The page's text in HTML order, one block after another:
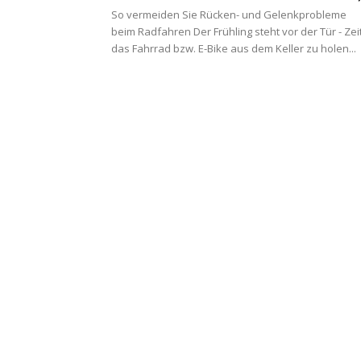
So vermeiden Sie Rücken- und Gelenkprobleme
beim Radfahren Der Frühling steht vor der Tür -
das Fahrrad bzw. E-Bike aus dem Keller zu holen...